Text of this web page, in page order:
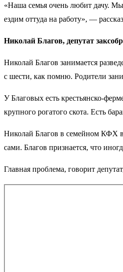
«Наша семья очень любит дачу.
ездим оттуда на работу», —
Николай Благов, депутат
Николай Благов занимается
с шести, как помню. Родители
У Благовых есть крестьянско-
крупного рогатого скота. Есть
Николай Благов в семейном КФХ
сами. Благов признается, что
Главная проблема, говорит